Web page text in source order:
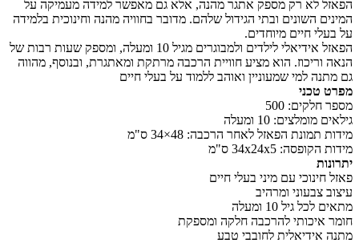
הפאזל לא רק מספק אתגר מהנה, אלא גם מאפשר למידה מעמיקה על
המינים השונים ובתי הגידול שלהם. מדובר בחוויה מהנה וחינוכית בלמידה
על בעלי חיים מיוחדים.
הפאזל אידיאלי לילדים ולמבוגרים מגיל 10 ומעלה, ומספק שעות רבות של
הנאה וריכוז. הוא מציע חוויית הרכבה מרתקת ומאתגרת, ובנוסף, מהווה
גם מתנה למי שמעוניין ואוהב ללמוד על בעלי חיים
מפרט טכני
מספר חלקים: 500
גילאים מומלצים: 10 ומעלה
מידות תמונת הפאזל לאחר הרכבה: 48×34 ס"מ
מידות הקופסה: 34x24x5 ס"מ
יתרונות
פאזל חינוכי עם מיני בעלי חיים
עיצוב צבעוני ומרהיב
מתאים לכל גיל 10 ומעלה
חומר איכותי להרכבה חלקה ומספקת
מתנה אידיאלית לחובבי טבע